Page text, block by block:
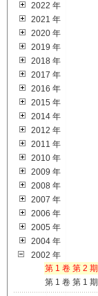
2022 年
2021 年
2020 年
2019 年
2018 年
2017 年
2016 年
2015 年
2014 年
2012 年
2011 年
2010 年
2009 年
2008 年
2007 年
2006 年
2005 年
2004 年
2002 年
第 1 卷 第 2 期
第 1 卷 第 1 期